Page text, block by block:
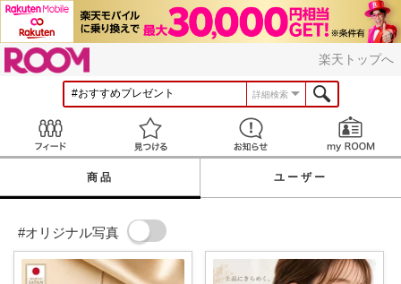
楽天トップへ
詳細検索
見つける お知らせ
商品 ユーザー
#オリジナル写真